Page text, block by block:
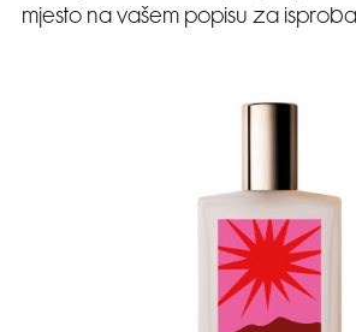
mjesto na vašem popisu za